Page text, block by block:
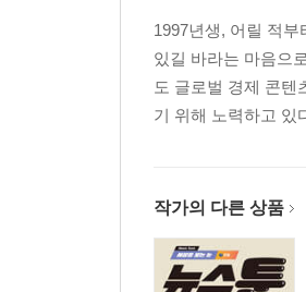
1997년생, 어릴 적
있길 바라는 마음으
도 글로벌 경제 콘텐
기 위해 노력하고 있
작가의 다른 상품